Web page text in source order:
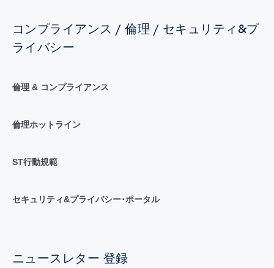
コンプライアンス / 倫理 / セキュリティ&プ
ライバシー
倫理 & コンプライアンス
倫理ホットライン
ST行動規範
セキュリティ&プライバシー･ポータル
ニュースレター 登録